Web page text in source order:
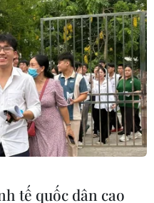
khẩn cấp
Nậm
chủ
hậu
tế quốc dân cao